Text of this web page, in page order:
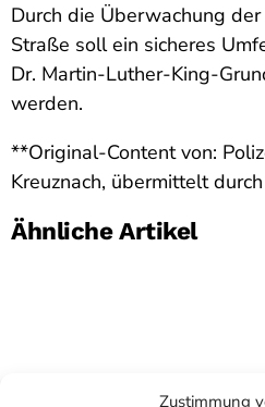
Zustimmung
Durch die Überwachung
Straße soll ein sicheres
Dr. Martin-Luther-King-
werden.
**Original-Content von:
Kreuznach, übermittelt
Ähnliche Artikel